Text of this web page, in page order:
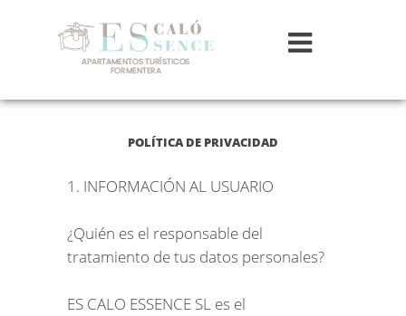
POLÍTICA DE PRIVACIDAD
1. INFORMACIÓN AL USUARIO
¿Quién es el responsable del
tratamiento de tus datos personales?
ES CALO ESSENCE SL es el